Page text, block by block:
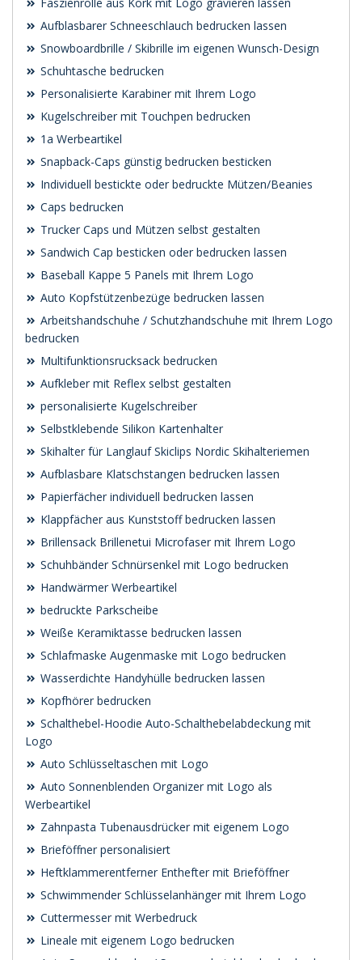
Aufblasbarer Schneeschlauch bedrucken lassen
Snowboardbrille / Skibrille im eigenen Wunsch-Design
Schuhtasche bedrucken
Personalisierte Karabiner mit Ihrem Logo
Kugelschreiber mit Touchpen bedrucken
1a Werbeartikel
Snapback-Caps günstig bedrucken besticken
Individuell bestickte oder bedruckte Mützen/Beanies
Caps bedrucken
Trucker Caps und Mützen selbst gestalten
Sandwich Cap besticken oder bedrucken lassen
Baseball Kappe 5 Panels mit Ihrem Logo
Auto Kopfstützenbezüge bedrucken lassen
Arbeitshandschuhe / Schutzhandschuhe mit Ihrem Logo
bedrucken
Multifunktionsrucksack bedrucken
Aufkleber mit Reflex selbst gestalten
personalisierte Kugelschreiber
Selbstklebende Silikon Kartenhalter
Skihalter für Langlauf Skiclips Nordic Skihalteriemen
Aufblasbare Klatschstangen bedrucken lassen
Papierfächer individuell bedrucken lassen
Klappfächer aus Kunststoff bedrucken lassen
Brillensack Brillenetui Microfaser mit Ihrem Logo
Schuhbänder Schnürsenkel mit Logo bedrucken
Handwärmer Werbeartikel
bedruckte Parkscheibe
Weiße Keramiktasse bedrucken lassen
Schlafmaske Augenmaske mit Logo bedrucken
Wasserdichte Handyhülle bedrucken lassen
Kopfhörer bedrucken
Schalthebel-Hoodie Auto-Schalthebelabdeckung mit
Logo
Auto Schlüsseltaschen mit Logo
Auto Sonnenblenden Organizer mit Logo als
Werbeartikel
Zahnpasta Tubenausdrücker mit eigenem Logo
Brieföffner personalisiert
Heftklammerentferner Enthefter mit Brieföffner
Schwimmender Schlüsselanhänger mit Ihrem Logo
Cuttermesser mit Werbedruck
Lineale mit eigenem Logo bedrucken